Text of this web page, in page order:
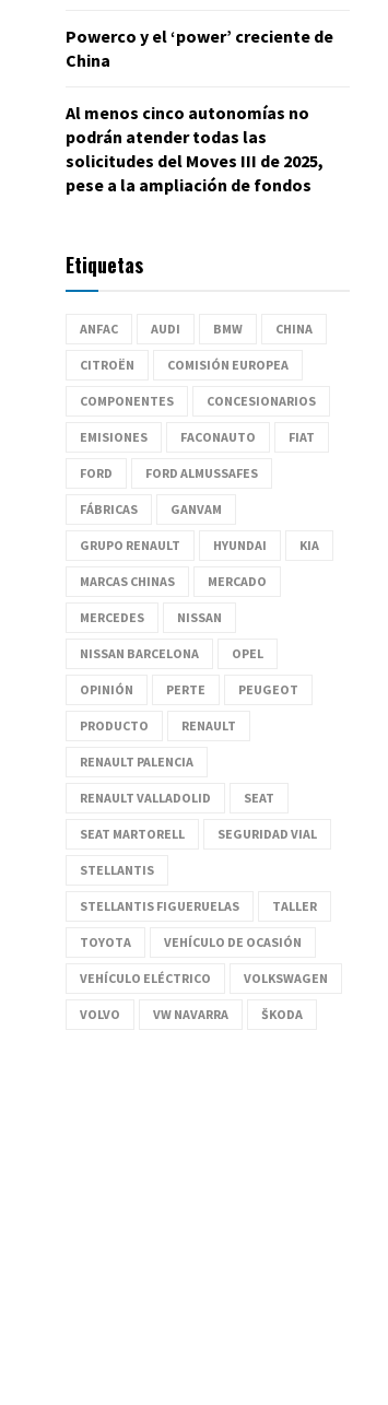
Powerco y el ‘power’ creciente de
China
Al menos cinco autonomías no
podrán atender todas las
solicitudes del Moves III de 2025,
pese a la ampliación de fondos
Etiquetas
ANFAC AUDI BMW CHINA
CITROËN COMISIÓN EUROPEA
COMPONENTES CONCESIONARIOS
EMISIONES FACONAUTO FIAT
FORD FORD ALMUSSAFES
FÁBRICAS GANVAM
GRUPO RENAULT HYUNDAI KIA
MARCAS CHINAS MERCADO
MERCEDES NISSAN
NISSAN BARCELONA OPEL
OPINIÓN PERTE PEUGEOT
PRODUCTO RENAULT
RENAULT PALENCIA
RENAULT VALLADOLID SEAT
SEAT MARTORELL SEGURIDAD VIAL
STELLANTIS
STELLANTIS FIGUERUELAS TALLER
TOYOTA VEHÍCULO DE OCASIÓN
VEHÍCULO ELÉCTRICO VOLKSWAGEN
VOLVO VW NAVARRA ŠKODA